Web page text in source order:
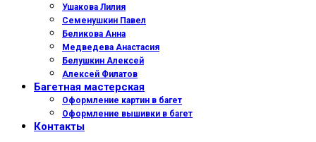
Ушакова Лилия
Семенушкин Павел
Беликова Анна
Медведева Анастасия
Белушкин Алексей
Алексей Филатов
Багетная мастерская
Оформление картин в багет
Оформление вышивки в багет
Контакты